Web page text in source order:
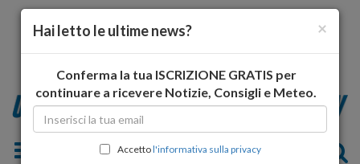
Toggle navigation
×
Hai letto le ultime news?
Conferma la tua ISCRIZIONE GRATIS per
continuare a ricevere Notizie, Consigli e Meteo.
Accettol'informativa sulla privacy